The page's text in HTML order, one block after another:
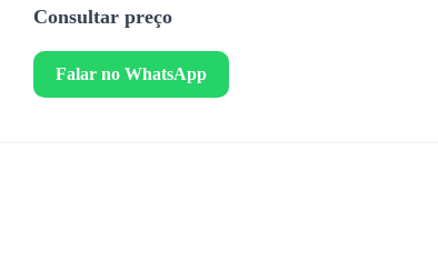
Consultar preço
Falar no WhatsApp